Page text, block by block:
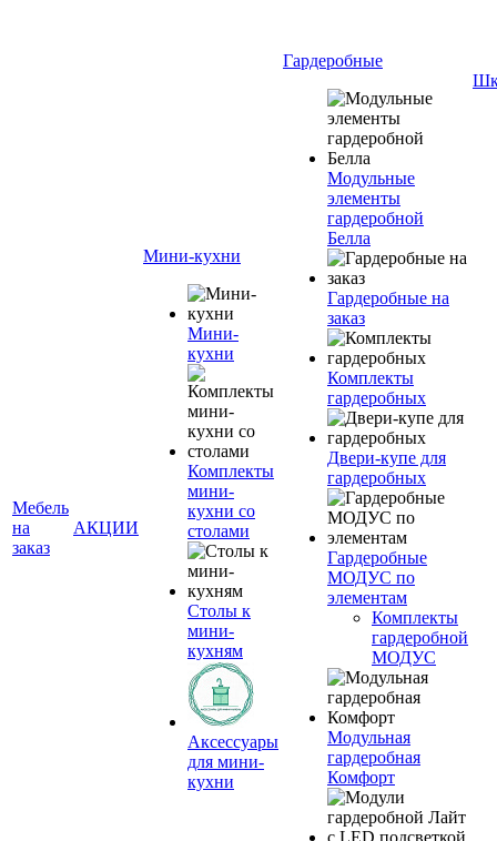
Мебель
на
заказ
АКЦИИ
Мини-кухни
Мини-
кухни
Комплекты
мини-
кухни со
столами
Столы к
мини-
кухням
Аксессуары
для мини-
кухни
Гардеробные
Модульные
элементы
гардеробной
Белла
Гардеробные на
заказ
Комплекты
гардеробных
Двери-купе для
гардеробных
Гардеробные
МОДУС по
элементам
Комплекты
гардеробной
МОДУС
Модульная
гардеробная
Комфорт